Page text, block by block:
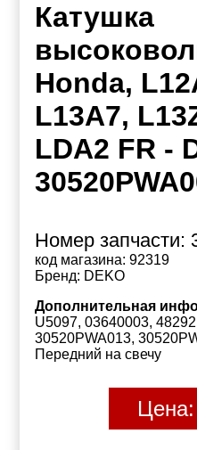
Катушка
Honda,
L13A7,
LDA2 FR -
Номер запчасти:
код магазина: 92319
Бренд: DEKO
Дополнительная
U5097, 03640003,
30520PWA013,
Передний на свечу
Цена: